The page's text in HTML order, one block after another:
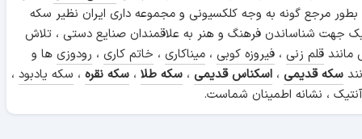
مرجع گونه به وجه کلکسیونی و مجموعه داری ایران نظیر سکه
جهت شناساندن فرهنگ و هنر به علاقمندان صنایع دستی ، تلاش
مانند قلم زنی ، فیروزه کوبی ، میناکاری ، خاتم کاری ، رودوزی ها و
سکه قدیمی ، اسکناس قدیمی ، سکه طلا ، سکه نقره ، سکه یادبود ،
، نشانه اطمینان شماست.